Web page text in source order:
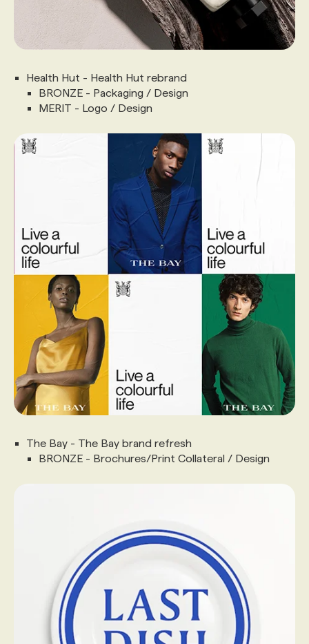
Health Hut - Health Hut rebrand
BRONZE - Packaging / Design
MERIT - Logo / Design
The Bay - The Bay brand refresh
BRONZE - Brochures/Print Collateral / Design